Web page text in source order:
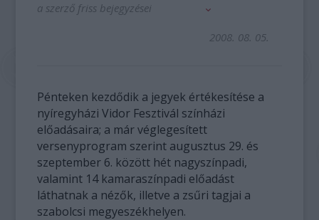
a szerző friss bejegyzései
2008. 08. 05.
Pénteken kezdődik a jegyek értékesítése a
nyíregyházi Vidor Fesztivál színházi
előadásaira; a már véglegesített
versenyprogram szerint augusztus 29. és
szeptember 6. között hét nagyszínpadi,
valamint 14 kamaraszínpadi előadást
láthatnak a nézők, illetve a zsűri tagjai a
szabolcsi megyeszékhelyen.